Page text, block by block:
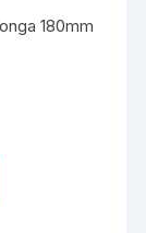
180mm